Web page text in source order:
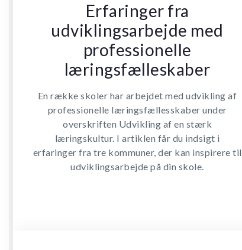
Erfaringer fra
udviklingsarbejde med
professionelle
læringsfælleskaber
En række skoler har arbejdet med udvikling af
professionelle læringsfællesskaber under
overskriften Udvikling af en stærk
læringskultur. I artiklen får du indsigt i
erfaringer fra tre kommuner, der kan inspirere til
udviklingsarbejde på din skole.